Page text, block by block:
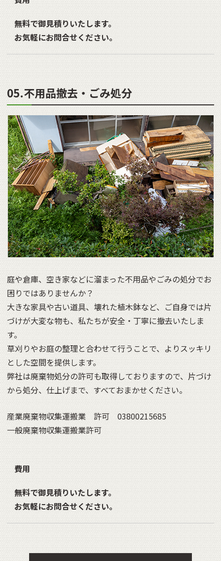
無料で御見積りいたします。
お気軽にお問合せください。
05.不用品撤去・ごみ処分
庭や倉庫、空き家などに溜まった不用品やごみの処分でお
困りではありませんか？
大きな家具や古い道具、壊れた植木鉢など、ご自身では片
づけが大変な物も、私たちが安全・丁寧に撤去いたしま
す。
草刈りやお庭の整理と合わせて行うことで、よりスッキリ
とした空間を提供します。
弊社は廃棄物処分の許可も取得しておりますので、片づけ
から処分、仕上げまで、すべておまかせください。
産業廃棄物収集運搬業 許可 03800215685
一般廃棄物収集運搬業許可
費用
無料で御見積りいたします。
お気軽にお問合せください。